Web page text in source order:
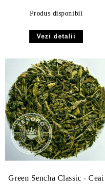
Produs disponibil
Vezi detalii
Green Sencha Classic - Ceai